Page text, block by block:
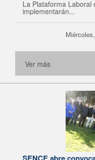
La Plataforma Laboral
implementarán...
Ver más